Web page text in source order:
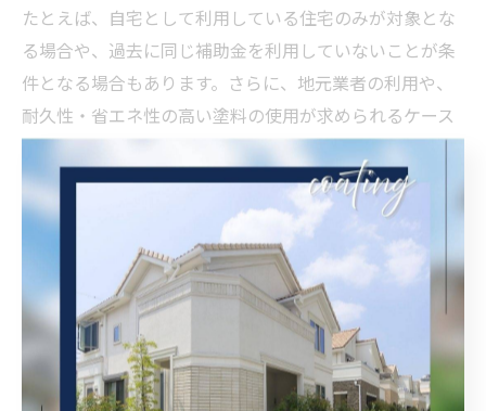
たとえば、自宅として利用している住宅のみが対象とな
る場合や、過去に同じ補助金を利用していないことが条
件となる場合もあります。さらに、地元業者の利用や、
耐久性・省エネ性の高い塗料の使用が求められるケース
も少なくありません。
申請前に条件をよく確認し、不明点は必ず自治体の担当
窓口に相談することが重要です。条件を満たさず申請が
却下されるケースもあるため、慎重に準備を進めましょ
う。
一軒家外壁塗装の賢い予算計画